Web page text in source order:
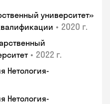
университет»
• 2020 г.
• 2022 г.
Нетология-
Нетология-